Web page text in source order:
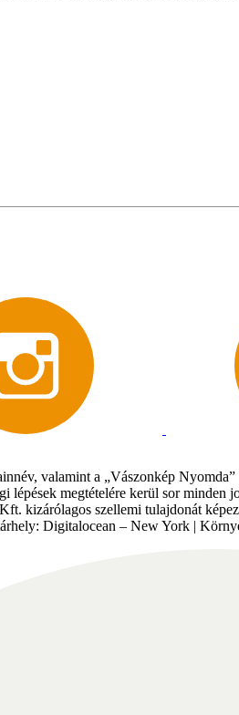
valamint a „Vászonkép
lépések megtételére kerül sor minden
kizárólagos szellemi tulajdonát
Digitalocean – New York |